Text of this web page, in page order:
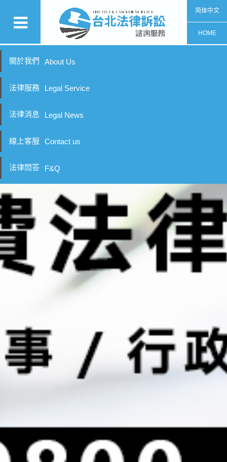
關於我們 About Us
法律服務 Legal Service
法律消息 Legal News
線上客服 Contact us
法律問答 F&Q
简体中文
HOME